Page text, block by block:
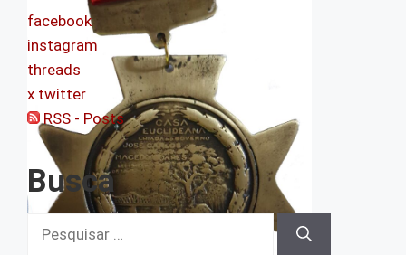
facebook
instagram
threads
x twitter
RSS - Posts
Busca
Pesquisar